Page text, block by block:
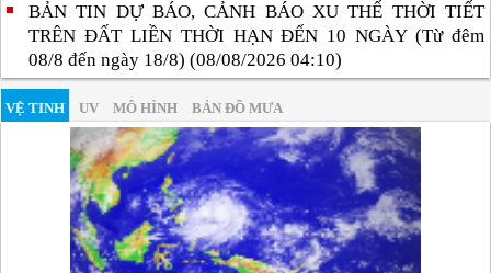
BẢN TIN DỰ BÁO, CẢNH BÁO XU THẾ THỜI TIẾT
TRÊN ĐẤT LIỀN THỜI HẠN ĐẾN 10 NGÀY (Từ đêm
08/8 đến ngày 18/8) (08/08/2026 04:10)
VỆ TINH UV MÔ HÌNH BẢN ĐỒ MƯA